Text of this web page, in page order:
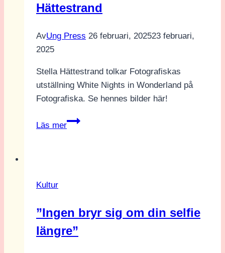
Hättestrand
AvUng Press 26 februari, 202523 februari,
2025
Stella Hättestrand tolkar Fotografiskas
utställning White Nights in Wonderland på
Fotografiska. Se hennes bilder här!
Läs mer
White
av
Stella
Kultur
”Ingen bryr sig om din selfie
längre”